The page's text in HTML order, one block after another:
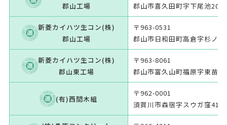
郡山工場
郡山市喜久田町字下尾池20
新菱カイハツ生コン(株)
郡山工場
〒963-0531
郡山市日和田町高倉字杉ノ
新菱カイハツ生コン(株)
郡山東工場
〒963-8061
郡山市富久山町福原字東苗
(有)西間木組
〒962-0001
須賀川市森宿字スウガ窪41-1